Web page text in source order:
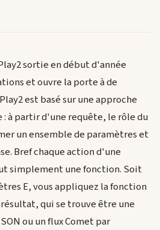
sortie en début d'année
et ouvre la porte à de
est basé sur une approche
à partir d'une requête, le rôle du
un ensemble de paramètres et
Bref chaque action d'une
simplement une fonction. Soit
E, vous appliquez la fonction
qui se trouve être une
ou un flux Comet par